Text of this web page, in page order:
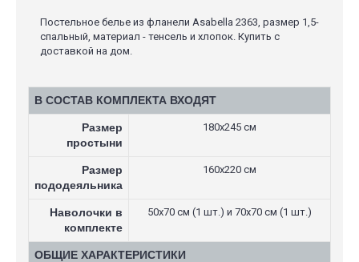
Постельное белье из фланели Asabella 2363, размер 1,5-
спальный, материал - тенсель и хлопок. Купить с
доставкой на дом.
В СОСТАВ КОМПЛЕКТА ВХОДЯТ
Размер
простыни
180х245 см
Размер
пододеяльника
160х220 см
Наволочки в
комплекте
50х70 см (1 шт.) и 70х70 см (1 шт.)
ОБЩИЕ ХАРАКТЕРИСТИКИ